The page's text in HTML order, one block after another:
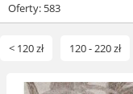
Oferty: 583
< 120 zł 120 - 220 zł